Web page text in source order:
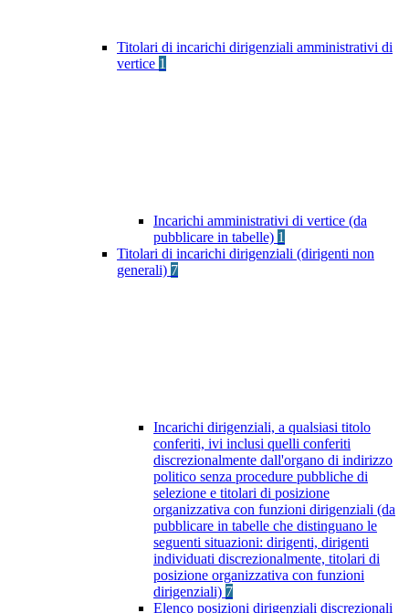
Titolari di incarichi dirigenziali amministrativi di
vertice 1
Incarichi amministrativi di vertice (da
pubblicare in tabelle) 1
Titolari di incarichi dirigenziali (dirigenti non
generali) 7
Incarichi dirigenziali, a qualsiasi titolo
conferiti, ivi inclusi quelli conferiti
discrezionalmente dall'organo di indirizzo
politico senza procedure pubbliche di
selezione e titolari di posizione
organizzativa con funzioni dirigenziali (da
pubblicare in tabelle che distinguano le
seguenti situazioni: dirigenti, dirigenti
individuati discrezionalmente, titolari di
posizione organizzativa con funzioni
dirigenziali) 7
Elenco posizioni dirigenziali discrezionali